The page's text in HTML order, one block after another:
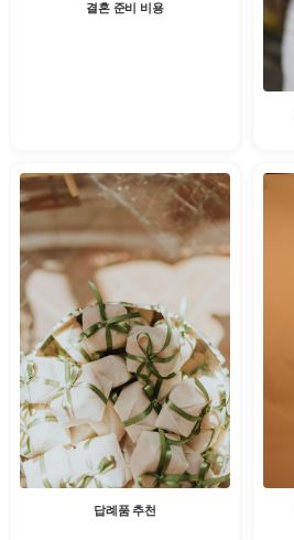
결혼 준비 비용
답례품 추천